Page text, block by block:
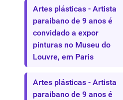
Artes plásticas - Artista
paraibano de 9 anos é
convidado a expor
pinturas no Museu do
Louvre, em Paris
Artes plásticas - Artista
paraibano de 9 anos é